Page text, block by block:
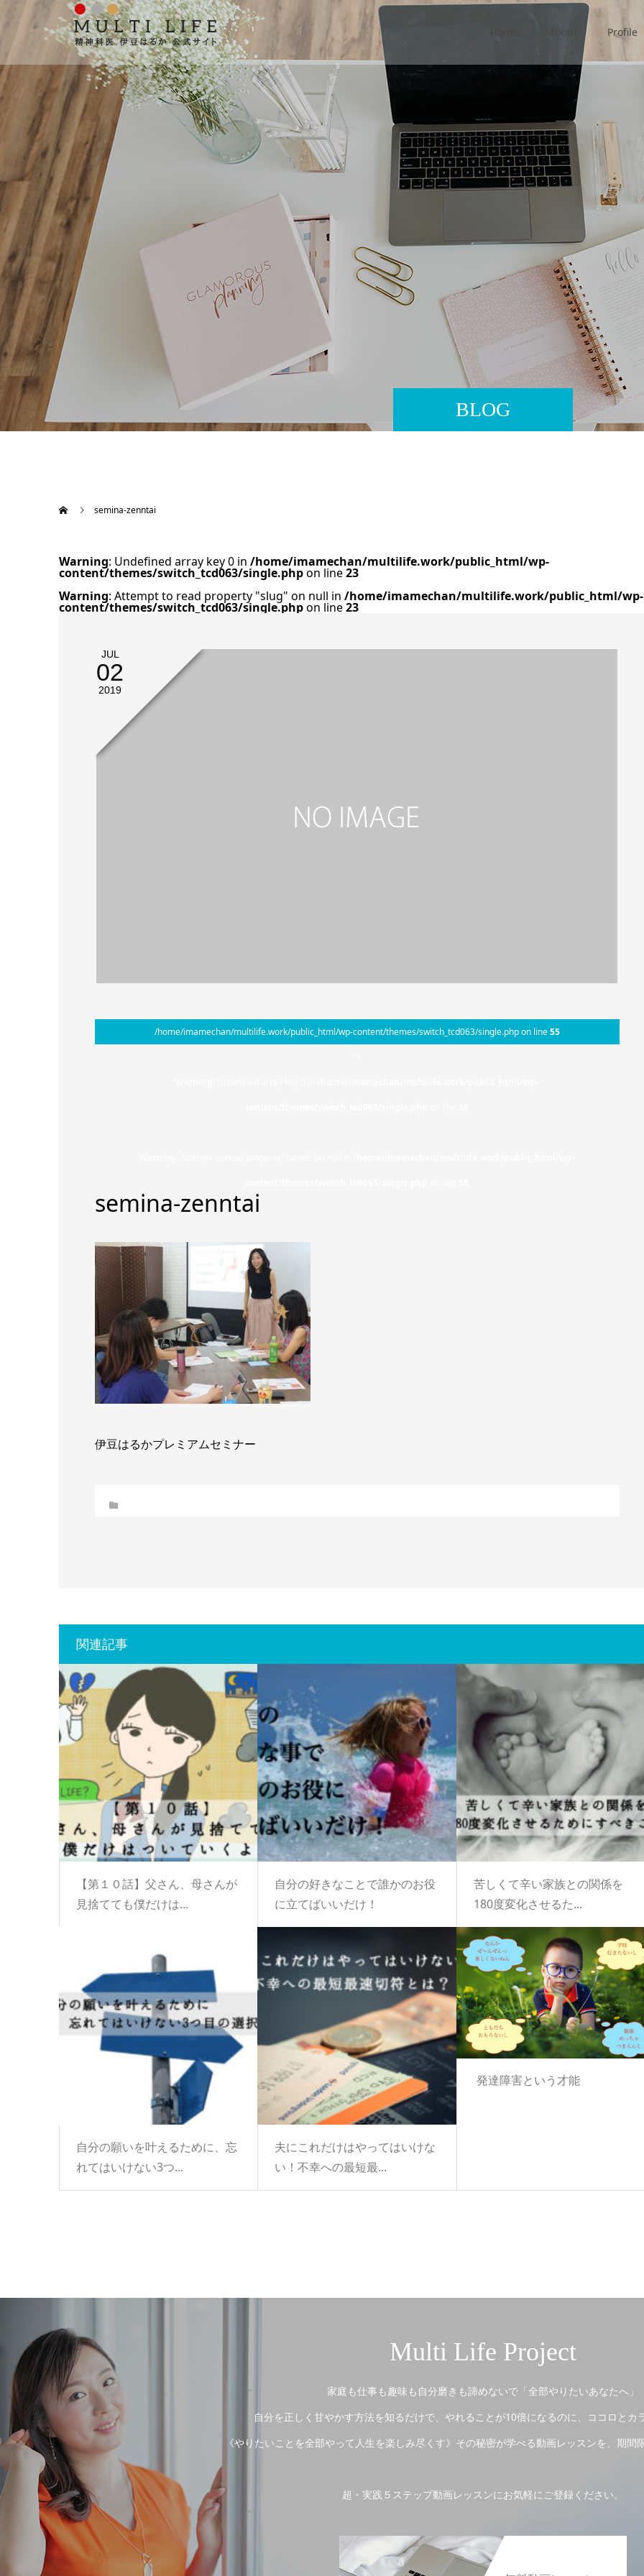
About Profile
BLOG
semina-zenntai
Warning: Undefined array key 0 in /home/imamechan/multilife.work/public_html/wp-
content/themes/switch_tcd063/single.phpon line23
Warning: Attempt to read property "slug" on null in /home/imamechan/multilife.work/public_html/wp-
content/themes/switch_tcd063/single.phpon line23
JUL
02
2019
/home/imamechan/multilife.work/public_html/wp-content/themes/switch_tcd063/single.php on line55
semina-zenntai
伊豆はるかプレミアムセミナー
関連記事
【第１０話】父さん、母さんが
見捨てても僕だけは...
自分の好きなことで誰かのお役
に立てばいいだけ！
苦しくて辛い家族との関係を
180度変化させるた...
自分の願いを叶えるために、忘
れてはいけない3つ...
夫にこれだけはやってはいけな
い！不幸への最短最...
​ 発達障害という才能
Multi Life Project
家庭も仕事も趣味も自分磨きも諦めないで「全部やりたいあなたへ」
自分を正しく甘やかす方法を知るだけで、やれることが10倍になるのに、ココロとカ
《やりたいことを全部やって人生を楽しみ尽くす》その秘密が学べる動画レッスンを、期間
超・実践５ステップ動画レッスンにお気軽にご登録ください。